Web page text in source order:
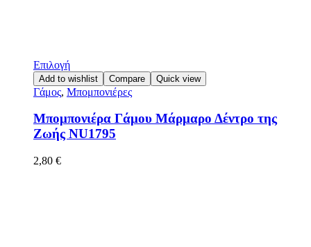
Επιλογή
Add to wishlist Compare Quick view
Γάμος, Μπομπονιέρες
Μπομπονιέρα Γάμου Μάρμαρο Δέντρο της
Ζωής ΝU1795
2,80 €